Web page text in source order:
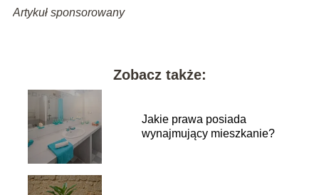
Artykuł sponsorowany
Zobacz także:
Jakie prawa posiada
wynajmujący mieszkanie?